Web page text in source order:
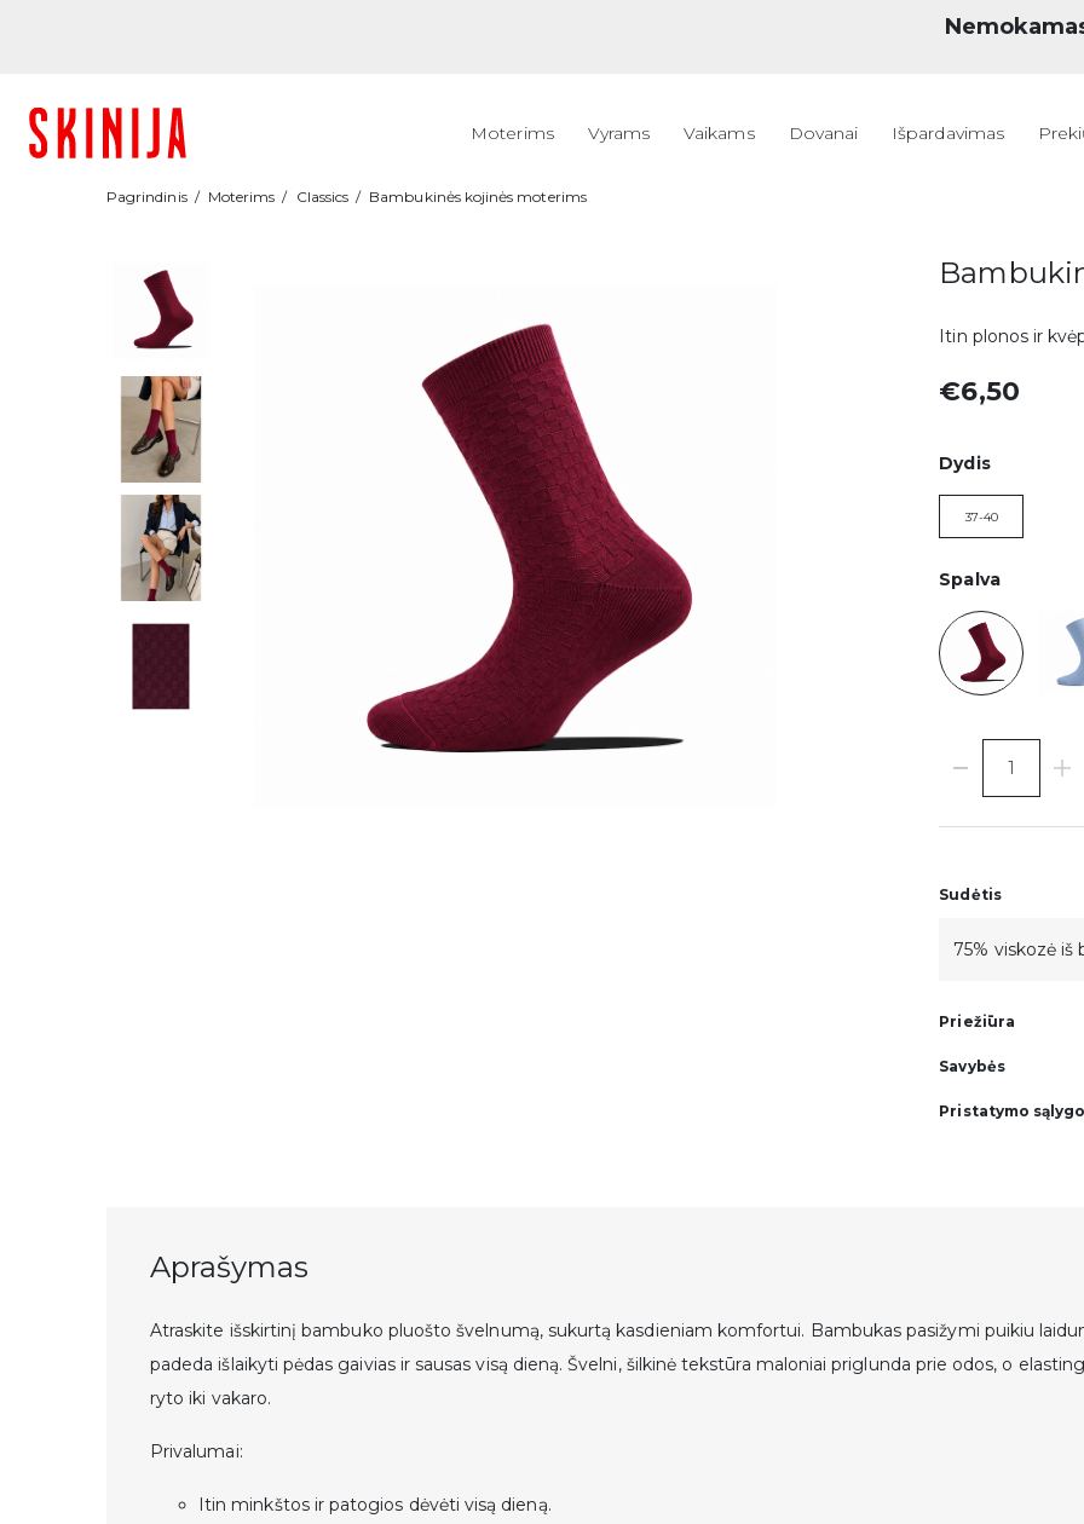
Moterims Vyrams Vaikams Dovanai Išpardavimas
Pagrindinis Moterims Classics Bambukinės kojinės moterims
Itin plonos ir
€6,50
Dydis
37-40
Spalva
Sudėtis
75% viskozė iš
Priežiūra
Savybės
Pristatymo
Aprašymas
Atraskite išskirtinį bambuko pluošto švelnumą, sukurtą kasdieniam komfortui. Bambukas pasižymi puikiu
padeda išlaikyti pėdas gaivias ir sausas visą dieną. Švelni, šilkinė tekstūra maloniai priglunda prie odos, o
ryto iki vakaro.
Privalumai:
Itin minkštos ir patogios dėvėti visą dieną.